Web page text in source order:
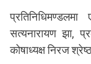
सत्यनारायण झा,
कोषाध्यक्ष निरज